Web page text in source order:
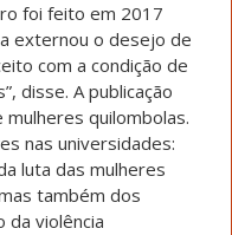
foi feito em 2017
externou o desejo de
com a condição de
disse. A publicação
quilombolas.
nas universidades:
luta das mulheres
também dos
violência